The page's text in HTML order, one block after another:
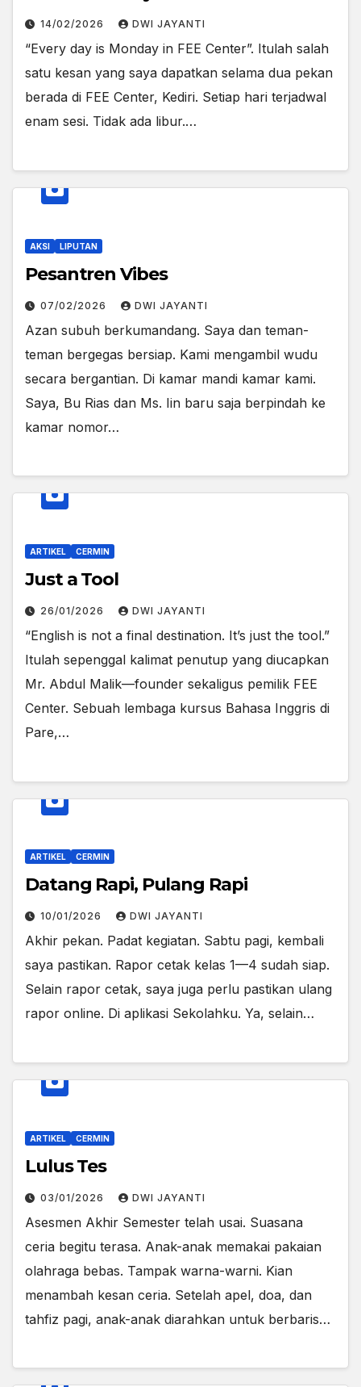
14/02/2026 DWI JAYANTI
“Every day is Monday in FEE Center”. Itulah salah
satu kesan yang saya dapatkan selama dua pekan
berada di FEE Center, Kediri. Setiap hari terjadwal
enam sesi. Tidak ada libur.…
AKSI LIPUTAN
Pesantren Vibes
07/02/2026 DWI JAYANTI
Azan subuh berkumandang. Saya dan teman-
teman bergegas bersiap. Kami mengambil wudu
secara bergantian. Di kamar mandi kamar kami.
Saya, Bu Rias dan Ms. Iin baru saja berpindah ke
kamar nomor…
ARTIKEL CERMIN
Just a Tool
26/01/2026 DWI JAYANTI
“English is not a final destination. It’s just the tool.”
Itulah sepenggal kalimat penutup yang diucapkan
Mr. Abdul Malik—founder sekaligus pemilik FEE
Center. Sebuah lembaga kursus Bahasa Inggris di
Pare,…
ARTIKEL CERMIN
Datang Rapi, Pulang Rapi
10/01/2026 DWI JAYANTI
Akhir pekan. Padat kegiatan. Sabtu pagi, kembali
saya pastikan. Rapor cetak kelas 1—4 sudah siap.
Selain rapor cetak, saya juga perlu pastikan ulang
rapor online. Di aplikasi Sekolahku. Ya, selain…
ARTIKEL CERMIN
Lulus Tes
03/01/2026 DWI JAYANTI
Asesmen Akhir Semester telah usai. Suasana
ceria begitu terasa. Anak-anak memakai pakaian
olahraga bebas. Tampak warna-warni. Kian
menambah kesan ceria. Setelah apel, doa, dan
tahfiz pagi, anak-anak diarahkan untuk berbaris…